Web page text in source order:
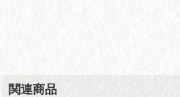
関連商品